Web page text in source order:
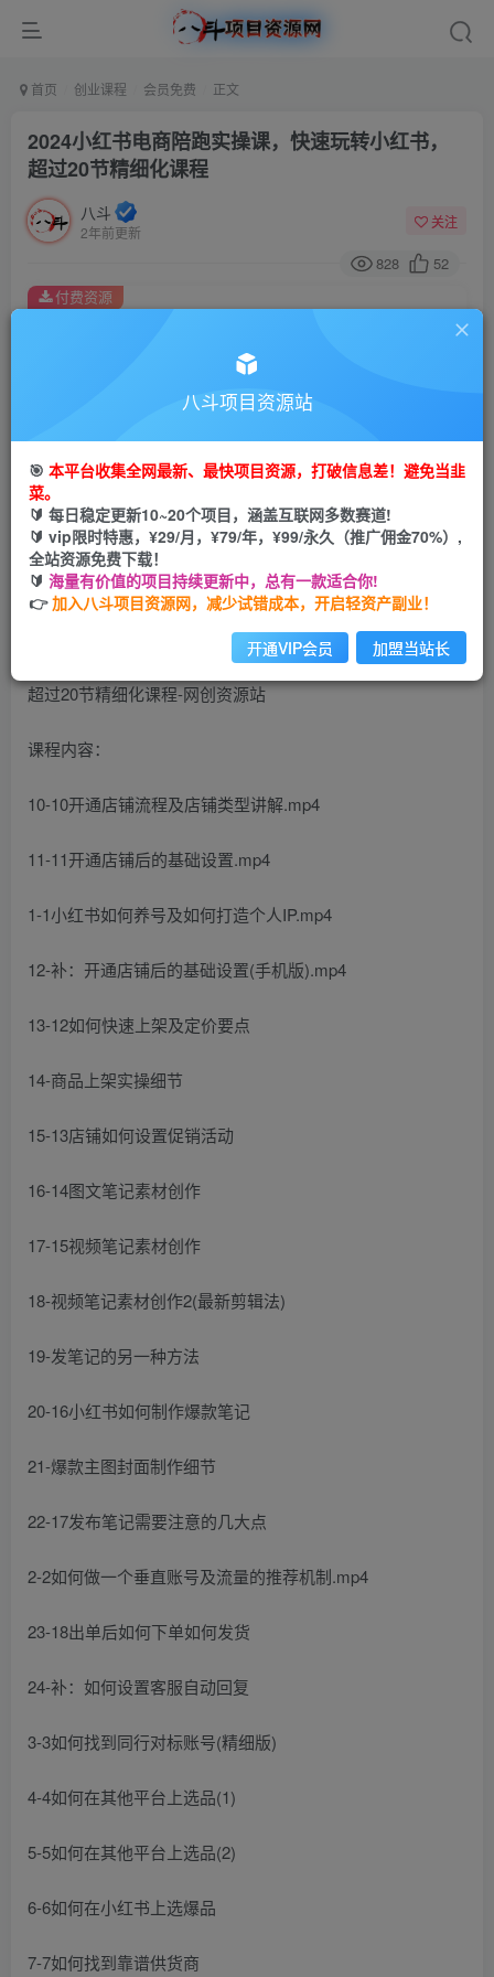
首页 创业课程 会员免费 正文
2024小红书电商陪跑实操课，快速玩转小红书，
超过20节精细化课程
八斗
2年前更新
关注
828 52
此内容为付费资源，请付费后查看
金币9.9 金币99
会员免费
您当前未登录！建议登陆后购买，可保存购买订单
付费资源
课程内容：
10-10开通店铺流程及店铺类型讲解.mp4
11-11开通店铺后的基础设置.mp4
1-1小红书如何养号及如何打造个人IP.mp4
12-补：开通店铺后的基础设置(手机版).mp4
13-12如何快速上架及定价要点
14-商品上架实操细节
15-13店铺如何设置促销活动
16-14图文笔记素材创作
17-15视频笔记素材创作
18-视频笔记素材创作2(最新剪辑法)
19-发笔记的另一种方法
20-16小红书如何制作爆款笔记
21-爆款主图封面制作细节
22-17发布笔记需要注意的几大点
2-2如何做一个垂直账号及流量的推荐机制.mp4
23-18出单后如何下单如何发货
24-补：如何设置客服自动回复
3-3如何找到同行对标账号(精细版)
4-4如何在其他平台上选品(1)
5-5如何在其他平台上选品(2)
6-6如何在小红书上选爆品
7-7如何找到靠谱供货商
八斗项目资源站
🎯 本平台收集全网最新、最快项目资源，打破信息差！避免当韭
菜。
🔰 每日稳定更新10~20个项目，涵盖互联网多数赛道!
🔰 vip限时特惠，¥29/月，¥79/年，¥99/永久（推广佣金70%）,
全站资源免费下载！
🔰 海量有价值的项目持续更新中，总有一款适合你!
👉加入八斗项目资源网，减少试错成本，开启轻资产副业！
开通VIP会员 加盟当站长